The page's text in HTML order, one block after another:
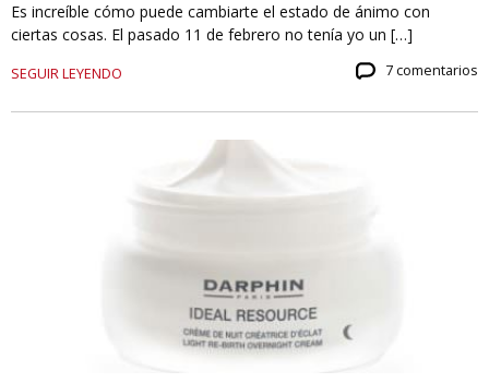
Es increíble cómo puede cambiarte el estado de ánimo con
ciertas cosas. El pasado 11 de febrero no tenía yo un […]
SEGUIR LEYENDO 7 comentarios